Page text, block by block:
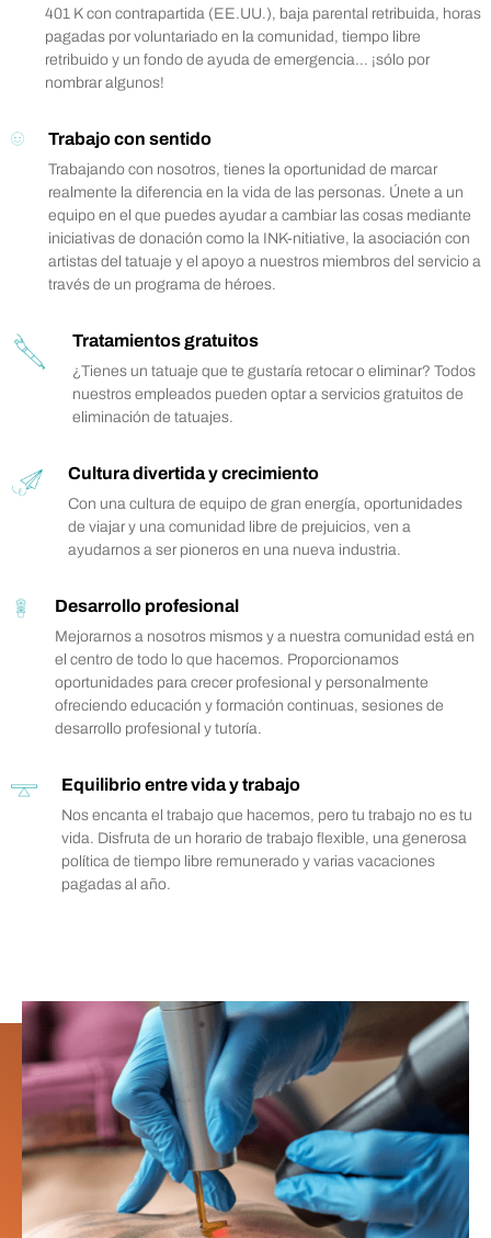
401 K con contrapartida (EE.UU.), baja parental retribuida, horas
pagadas por voluntariado en la comunidad, tiempo libre
retribuido y un fondo de ayuda de emergencia... ¡sólo por
nombrar algunos!
Trabajo con sentido
Trabajando con nosotros, tienes la oportunidad de marcar
realmente la diferencia en la vida de las personas. Únete a un
equipo en el que puedes ayudar a cambiar las cosas mediante
iniciativas de donación como la INK-nitiative, la asociación con
artistas del tatuaje y el apoyo a nuestros miembros del servicio a
través de un programa de héroes.
Tratamientos gratuitos
¿Tienes un tatuaje que te gustaría retocar o eliminar? Todos
nuestros empleados pueden optar a servicios gratuitos de
eliminación de tatuajes.
Cultura divertida y crecimiento
Con una cultura de equipo de gran energía, oportunidades
de viajar y una comunidad libre de prejuicios, ven a
ayudarnos a ser pioneros en una nueva industria.
Desarrollo profesional
Mejorarnos a nosotros mismos y a nuestra comunidad está en
el centro de todo lo que hacemos. Proporcionamos
oportunidades para crecer profesional y personalmente
ofreciendo educación y formación continuas, sesiones de
desarrollo profesional y tutoría.
Equilibrio entre vida y trabajo
Nos encanta el trabajo que hacemos, pero tu trabajo no es tu
vida. Disfruta de un horario de trabajo flexible, una generosa
política de tiempo libre remunerado y varias vacaciones
pagadas al año.